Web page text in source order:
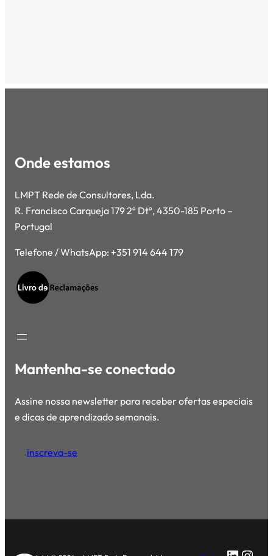
Onde estamos
LMPT Rede de Consultores, Lda.
R. Francisco Carqueja 179 2º Dtº, 4350-185 Porto –
Portugal
Telefone / WhatsApp: +351 914 644 179
Mantenha-se conectado
Assine nossa newsletter para receber ofertas especiais
e dicas de aprendizado semanais.
inscreva-se